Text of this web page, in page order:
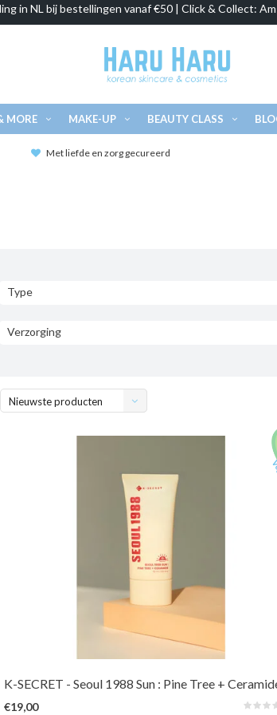
in NL bij bestellingen vanaf €50 | Click & Collect:
MORE MAKE-UP BEAUTY CLASS
Met liefde en zorg gecureerd
Type
Verzorging
Nieuwste producten
UVB-bescherming, terwijl het de huidbarrière versterkt met Pine
(dennennaaldenextract), een 8-peptidecomplex en
K-SECRET - Seoul 1988 Sun : Pine Tree +
€19,00